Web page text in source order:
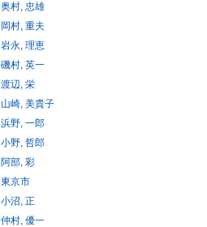
奥村, 忠雄
岡村, 重夫
岩永, 理恵
磯村, 英一
渡辺, 栄
山崎, 美貴子
浜野, 一郎
小野, 哲郎
阿部, 彩
東京市
小沼, 正
仲村, 優一